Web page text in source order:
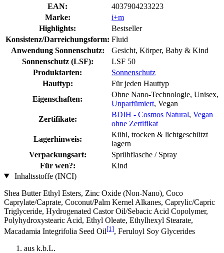
EAN:
4037904233223
Marke:
i+m
Highlights:
Bestseller
Konsistenz/Darreichungsform: Fluid
Anwendung Sonnenschutz:
Gesicht, Körper, Baby & Kind
Sonnenschutz (LSF):
LSF 50
Produktarten:
Sonnenschutz
Hauttyp:
Für jeden Hauttyp
Eigenschaften:
Ohne Nano-Technologie, Unisex,
Unparfümiert, Vegan
Zertifikate:
BDIH - Cosmos Natural, Vegan
ohne Zertifikat
Lagerhinweis:
Kühl, trocken & lichtgeschützt
lagern
Verpackungsart:
Sprühflasche / Spray
Für wen?:
Kind
Inhaltsstoffe (INCI)
Shea Butter Ethyl Esters, Zinc Oxide (Non-Nano), Coco
Caprylate/Caprate, Coconut/Palm Kernel Alkanes, Caprylic/Capric
Triglyceride, Hydrogenated Castor Oil/Sebacic Acid Copolymer,
Polyhydroxystearic Acid, Ethyl Oleate, Ethylhexyl Stearate,
Macadamia Integrifolia Seed Oil[1], Feruloyl Soy Glycerides
aus k.b.L.